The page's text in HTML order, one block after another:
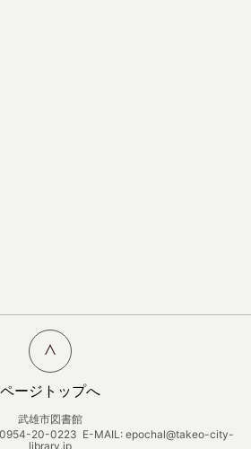
ページトップへ
武雄市図書館
0954-20-0223 E-MAIL: epochal@takeo-city-
library.jp